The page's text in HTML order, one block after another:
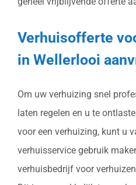
Verhuisofferte
in Wellerlooi
Om uw verhuizing snel
laten regelen en u te
voor een verhuizing, kunt u
verhuisservice gebruik
verhuisbedrijf voor